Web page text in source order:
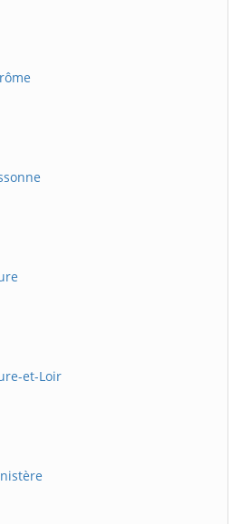
et-Loir